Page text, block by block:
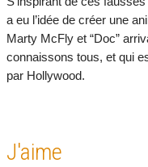
a eu l’idée de créer une
Marty McFly et “Doc”
connaissons tous, et qui
par Hollywood.
J'aime